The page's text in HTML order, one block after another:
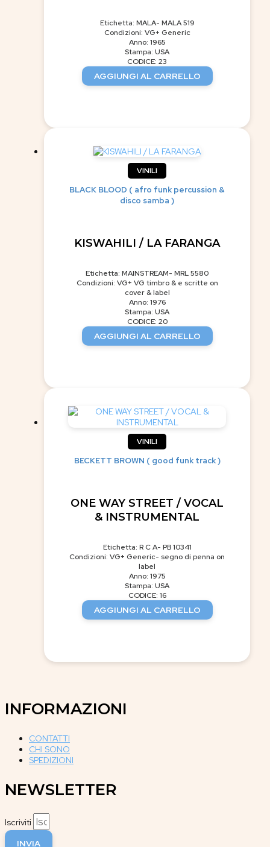
Etichetta: MALA- MALA 519
Condizioni: VG+ Generic
Anno: 1965
Stampa: USA
CODICE: 23
AGGIUNGI AL CARRELLO
VINILI
BLACK BLOOD ( afro funk percussion &
disco samba )
KISWAHILI / LA FARANGA
Etichetta: MAINSTREAM- MRL 5580
Condizioni: VG+ VG timbro & e scritte on
cover & label
Anno: 1976
Stampa: USA
CODICE: 20
AGGIUNGI AL CARRELLO
VINILI
BECKETT BROWN ( good funk track )
ONE WAY STREET / VOCAL
& INSTRUMENTAL
Etichetta: R C A- PB 10341
Condizioni: VG+ Generic- segno di penna on
label
Anno: 1975
Stampa: USA
CODICE: 16
AGGIUNGI AL CARRELLO
INFORMAZIONI
CONTATTI
CHI SONO
SPEDIZIONI
NEWSLETTER
Iscriviti
INVIA